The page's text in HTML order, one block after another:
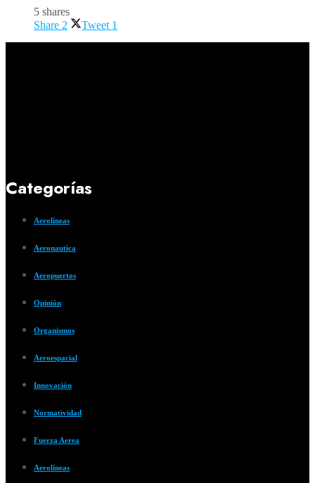
5 shares
Share 2 Tweet 1
Categorías
Aerolíneas
Aeronautica
Aeropuertos
Opinión
Organismos
Aeroespacial
Innovación
Normatividad
Fuerza Aerea
Aerolíneas